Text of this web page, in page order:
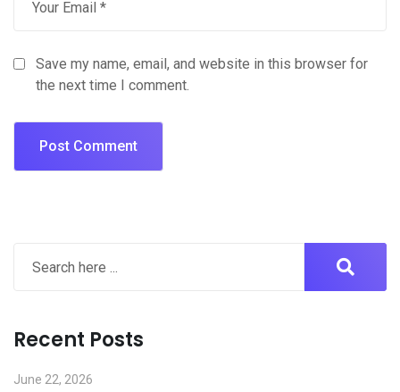
Save my name, email, and website in this browser for
the next time I comment.
Recent Posts
June 22, 2026